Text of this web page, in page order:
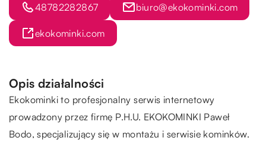
48782282867 biuro@ekokominki.com
ekokominki.com
Opis działalności
Ekokominki to profesjonalny serwis internetowy
prowadzony przez firmę P.H.U. EKOKOMINKI Paweł
Bodo, specjalizujący się w montażu i serwisie kominków.